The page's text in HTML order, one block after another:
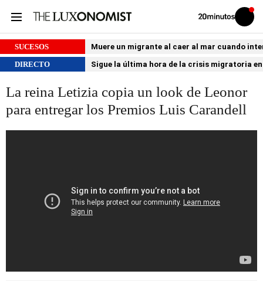
Volver
Iniciar
sesión
SUCESOS
Muere un migrante al caer al mar cuando
DIRECTO
Sigue la última hora de la crisis migratoria
La reina Letizia copia un look de Leonor
para entregar los Premios Luis Carandell